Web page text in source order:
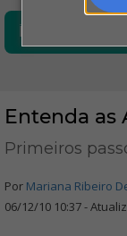
Entenda as
Primeiros
Por Mariana Ribeiro
06/12/10 10:37 -